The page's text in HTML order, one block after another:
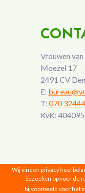
Vrouwen
Moezel 17
2491 CV
E:
T: 070
KvK:
Vrouwen van
Wij vinden privacy heel
bezoeken op voor de
bijvoorbeeld voor het